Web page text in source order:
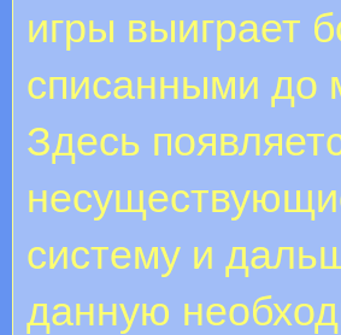
игры выиграет
списанными до
Здесь
систему и
данную